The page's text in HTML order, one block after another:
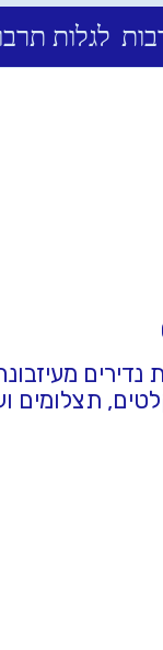
לגלות
תצלומים